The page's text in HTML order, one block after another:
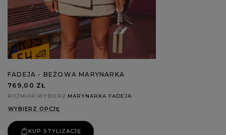
FADEJA - BEŻOWA MARYNARKA
769,00 ZŁ
ROZMIAR WYBIERZ MARYNARKA FADEJA
WYBIERZ OPCJĘ
KUP STYLIZACJĘ